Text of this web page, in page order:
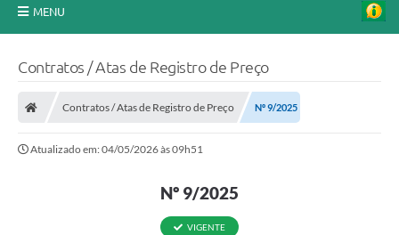
MENU
Legislação
Contratos / Atas de Registro de Preço
Contratos / Atas de Registro de Preço Nº 9/2025
Atualizado em: 04/05/2026 às 09h51
Nº 9/2025
VIGENTE